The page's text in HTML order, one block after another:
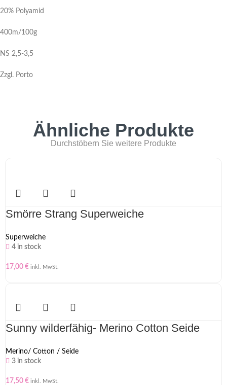
20% Polyamid
400m/100g
NS 2,5-3,5
Zzgl. Porto
Ähnliche Produkte
Durchstöbern Sie weitere Produkte
Smörre Strang Superweiche
Superweiche
4 in stock
17,00 € inkl. MwSt.
Sunny wilderfähig- Merino Cotton Seide
Merino/ Cotton / Seide
3 in stock
17,50 € inkl. MwSt.